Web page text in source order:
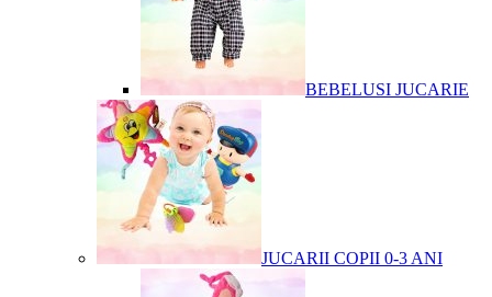
BEBELUSI JUCARIE
JUCARII COPII 0-3 ANI